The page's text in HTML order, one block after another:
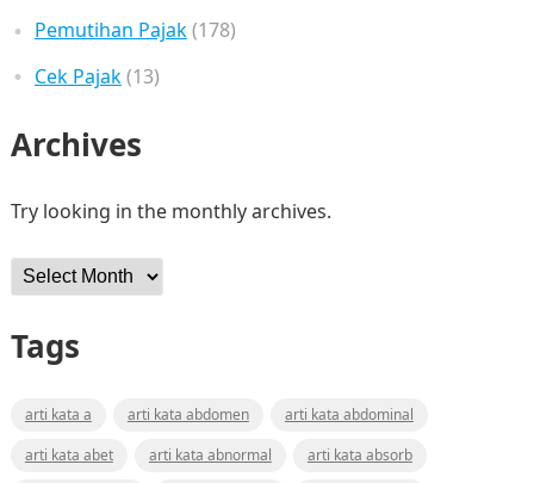
Pemutihan Pajak(178)
Cek Pajak(13)
Archives
Try looking in the monthly archives.
Archives
Tags
arti kata a arti kata abdomen
arti kata abdominal
arti kata abet
arti kata abnormal
arti kata absorb